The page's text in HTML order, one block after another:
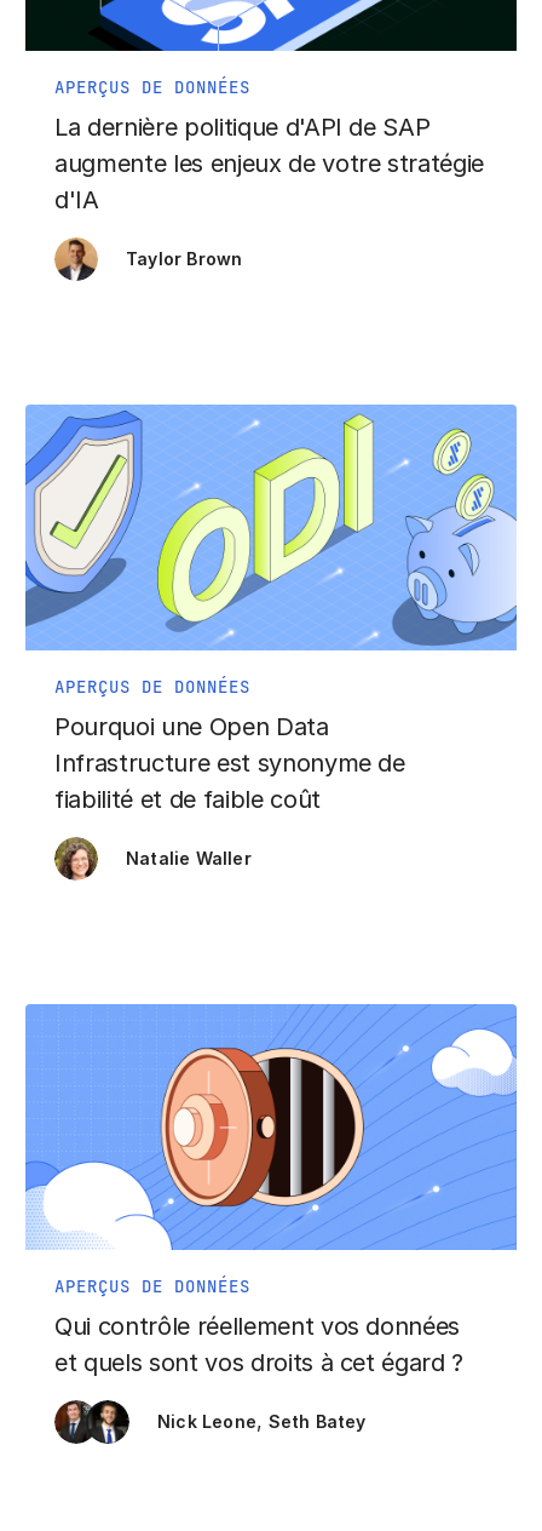
APERÇUS DE DONNÉES
La dernière politique d'API de SAP
augmente les enjeux de votre stratégie
d'IA
Taylor Brown
APERÇUS DE DONNÉES
Pourquoi une Open Data
Infrastructure est synonyme de
fiabilité et de faible coût
Natalie Waller
APERÇUS DE DONNÉES
Qui contrôle réellement vos données
et quels sont vos droits à cet égard ?
Nick Leone, Seth Batey